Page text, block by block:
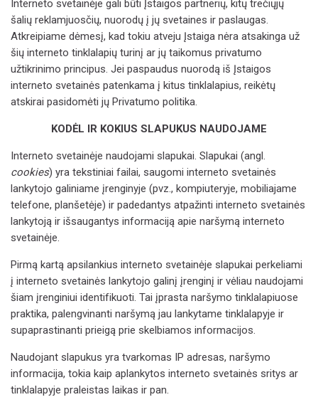
Interneto svetainėje gali būti Įstaigos partnerių, kitų trečiųjų
šalių reklamjuosčių, nuorodų į jų svetaines ir paslaugas.
Atkreipiame dėmesį, kad tokiu atveju Įstaiga nėra atsakinga už
šių interneto tinklalapių turinį ar jų taikomus privatumo
užtikrinimo principus. Jei paspaudus nuorodą iš Įstaigos
interneto svetainės patenkama į kitus tinklalapius, reikėtų
atskirai pasidomėti jų Privatumo politika.
KODĖL IR KOKIUS SLAPUKUS NAUDOJAME
Interneto svetainėje naudojami slapukai. Slapukai (angl.
cookies) yra tekstiniai failai, saugomi interneto svetainės
lankytojo galiniame įrenginyje (pvz., kompiuteryje, mobiliajame
telefone, planšetėje) ir padedantys atpažinti interneto svetainės
lankytoją ir išsaugantys informaciją apie naršymą interneto
svetainėje.
Pirmą kartą apsilankius interneto svetainėje slapukai perkeliami
į interneto svetainės lankytojo galinį įrenginį ir vėliau naudojami
šiam įrenginiui identifikuoti. Tai įprasta naršymo tinklalapiuose
praktika, palengvinanti naršymą jau lankytame tinklalapyje ir
supaprastinanti prieigą prie skelbiamos informacijos.
Naudojant slapukus yra tvarkomas IP adresas, naršymo
informacija, tokia kaip aplankytos interneto svetainės sritys ar
tinklalapyje praleistas laikas ir pan.